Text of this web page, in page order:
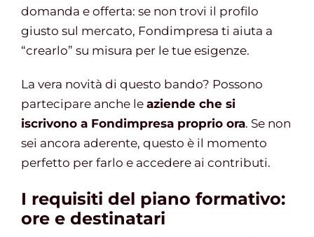
domanda e offerta: se non trovi il profilo
giusto sul mercato, Fondimpresa ti aiuta a
“crearlo” su misura per le tue esigenze.
La vera novità di questo bando? Possono
partecipare anche le aziende che si
iscrivono a Fondimpresa proprio ora. Se non
sei ancora aderente, questo è il momento
perfetto per farlo e accedere ai contributi.
I requisiti del piano formativo:
ore e destinatari